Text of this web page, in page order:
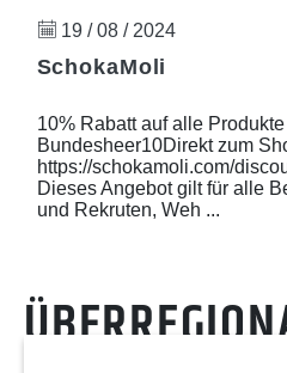
19 / 08 / 2024
SchokaMoli
10% Rabatt auf alle
Bundesheer10Direkt zum
https://schokamoli.com/
Dieses Angebot gilt für alle
und Rekruten, Weh ...